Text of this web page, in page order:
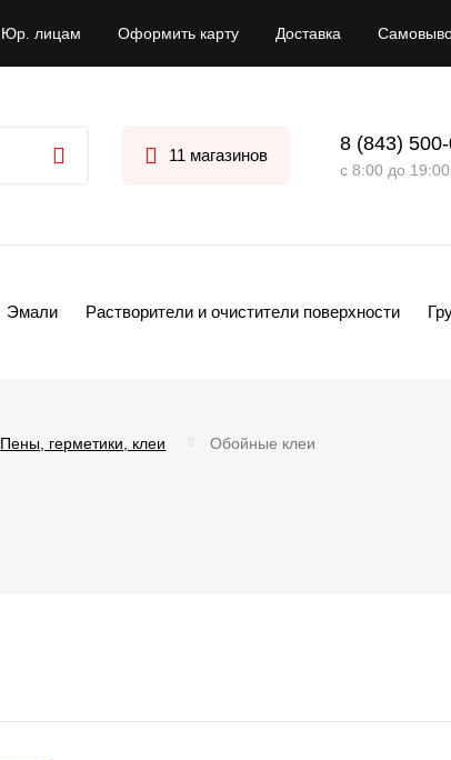
Юр. лицам Оформить карту Доставка
11 магазинов
8 (843)
с 8:00 до 19:00
Эмали Растворители и очистители поверхности
Пены, герметики, клеи Обойные клеи